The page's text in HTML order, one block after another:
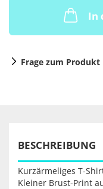
In
Frage zum Produkt
BESCHREIBUNG
Kurzärmeliges T-
Kleiner Brust-Print